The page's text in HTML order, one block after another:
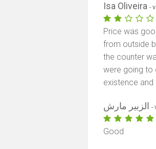
Isa Oliveira-
Price was
from outside
the counter
were going to
existence
الزبير مارش-
Good